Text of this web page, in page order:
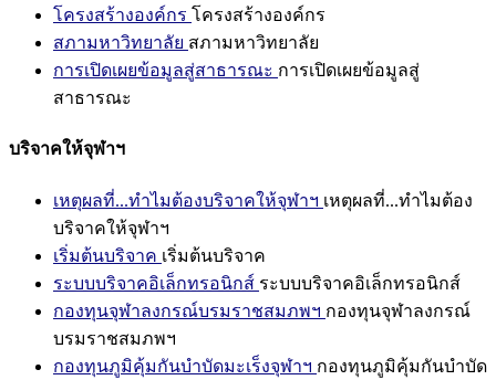
โครงสร้างองค์กร โครงสร้างองค์กร
สภามหาวิทยาลัย สภามหาวิทยาลัย
การเปิดเผยข้อมูลสู่สาธารณะ การเปิดเผยข้อมูลสู่
สาธารณะ
บริจาคให้จุฬาฯ
เหตุผลที่...ทำไมต้องบริจาคให้จุฬาฯ เหตุผลที่...ทำไมต้อง
บริจาคให้จุฬาฯ
เริ่มต้นบริจาค เริ่มต้นบริจาค
ระบบบริจาคอิเล็กทรอนิกส์ ระบบบริจาคอิเล็กทรอนิกส์
กองทุนจุฬาลงกรณ์บรมราชสมภพฯ กองทุนจุฬาลงกรณ์
บรมราชสมภพฯ
กองทุนภูมิคุ้มกันบำบัดมะเร็งจุฬาฯ กองทุนภูมิคุ้มกันบำบัด